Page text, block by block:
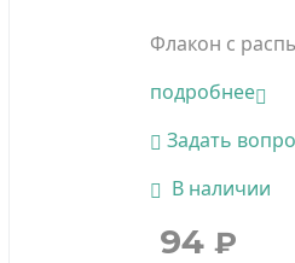
Флакон с
подробнее
Задать
В наличии
94 ₽